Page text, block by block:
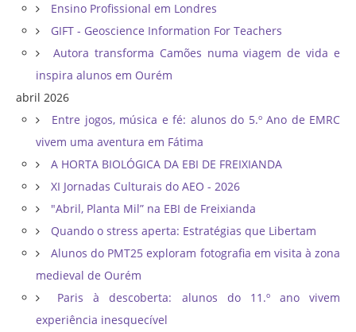
Ensino Profissional em Londres
GIFT - Geoscience Information For Teachers
Autora transforma Camões numa viagem de vida e
inspira alunos em Ourém
abril 2026
Entre jogos, música e fé: alunos do 5.º Ano de EMRC
vivem uma aventura em Fátima
A HORTA BIOLÓGICA DA EBI DE FREIXIANDA
XI Jornadas Culturais do AEO - 2026
"Abril, Planta Mil” na EBI de Freixianda
Quando o stress aperta: Estratégias que Libertam
Alunos do PMT25 exploram fotografia em visita à zona
medieval de Ourém
Paris à descoberta: alunos do 11.º ano vivem
experiência inesquecível